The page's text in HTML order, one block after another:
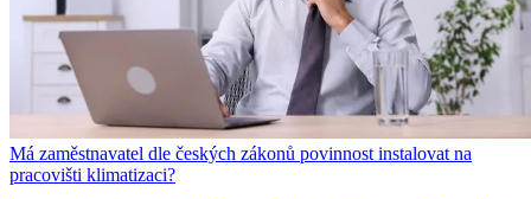
Má zaměstnavatel dle českých zákonů povinnost instalovat na
pracovišti klimatizaci?